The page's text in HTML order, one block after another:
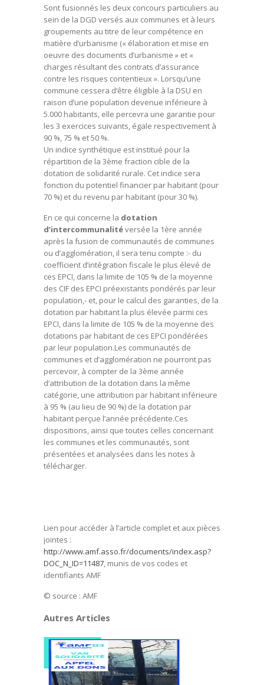
Sont fusionnés les deux concours particuliers au
sein de la DGD versés aux communes et à leurs
groupements au titre de leur compétence en
matière d’urbanisme (« élaboration et mise en
oeuvre des documents d’urbanisme » et «
charges résultant des contrats d’assurance
contre les risques contentieux ». Lorsqu’une
commune cessera d’être éligible à la DSU en
raison d’une population devenue inférieure à
5.000 habitants, elle percevra une garantie pour
les 3 exercices suivants, égale respectivement à
90 %, 75 % et 50 %.
Un indice synthétique est institué pour la
répartition de la 3ème fraction cible de la
dotation de solidarité rurale. Cet indice sera
fonction du potentiel financier par habitant (pour
70 %) et du revenu par habitant (pour 30 %).
En ce qui concerne la dotation
d’intercommunalitéversée la 1ère année
après la fusion de communautés de communes
ou d’agglomération, il sera tenu compte :- du
coefficient d’intégration fiscale le plus élevé de
ces EPCI, dans la limite de 105 % de la moyenne
des CIF des EPCI préexistants pondérés par leur
population,- et, pour le calcul des garanties, de la
dotation par habitant la plus élevée parmi ces
EPCI, dans la limite de 105 % de la moyenne des
dotations par habitant de ces EPCI pondérées
par leur population.Les communautés de
communes et d’agglomération ne pourront pas
percevoir, à compter de la 3ème année
d’attribution de la dotation dans la même
catégorie, une attribution par habitant inférieure
à 95 % (au lieu de 90 %) de la dotation par
habitant perçue l’année précédente.Ces
dispositions, ainsi que toutes celles concernant
les communes et les communautés, sont
présentées et analysées dans les notes à
télécharger.
Lien pour accéder à l’article complet et aux pièces
jointes :
http://www.amf.asso.fr/documents/index.asp?
DOC_N_ID=11487, munis de vos codes et
identifiants AMF
© source : AMF
Autres Articles